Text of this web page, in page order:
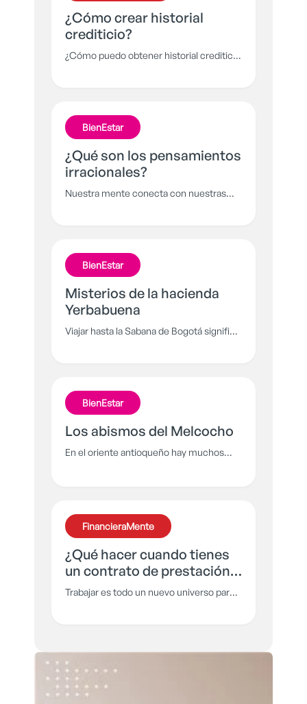
¿Cómo crear historial
crediticio?
¿Cómo puedo obtener historial crediticio
BienEstar
¿Qué son los pensamientos
irracionales?
Nuestra mente conecta con nuestras
impulsivas.
BienEstar
Misterios de la hacienda
Yerbabuena
Viajar hasta la Sabana de Bogotá significa
misterio sigue intacto.
BienEstar
Los abismos del Melcocho
En el oriente antioqueño hay muchos
en tragedia.
FinancieraMente
¿Qué hacer cuando tienes
un contrato de prestación
de servicios?
Trabajar es todo un nuevo universo para
firmar antes de firmarlo, por eso te
explicamos qué es un contrato de
prestación de servicios.